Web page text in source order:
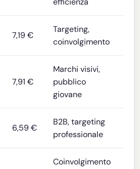
7,19 €
Targeting,
coinvolgimento
7,91 €
Marchi visivi,
pubblico
giovane
6,59 €
B2B, targeting
professionale
Coinvolgimento